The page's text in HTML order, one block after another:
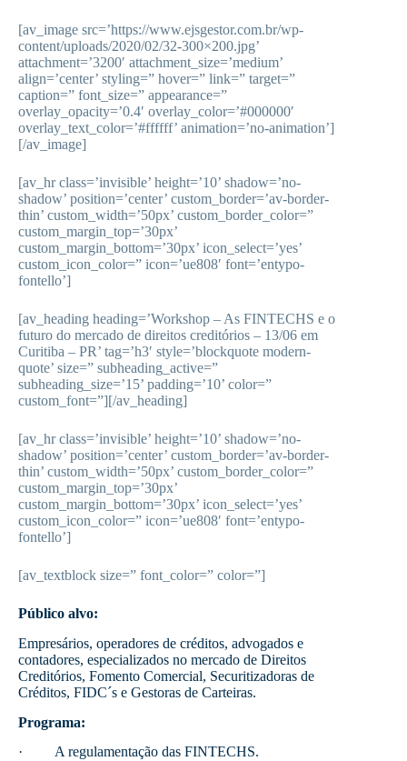
[av_image src=’https://www.ejsgestor.com.br/wp-
content/uploads/2020/02/32-300×200.jpg’
attachment=’3200′ attachment_size=’medium’
align=’center’ styling=” hover=” link=” target=”
caption=” font_size=” appearance=”
overlay_opacity=’0.4′ overlay_color=’#000000′
overlay_text_color=’#ffffff’ animation=’no-animation’]
[/av_image]
[av_hr class=’invisible’ height=’10’ shadow=’no-
shadow’ position=’center’ custom_border=’av-border-
thin’ custom_width=’50px’ custom_border_color=”
custom_margin_top=’30px’
custom_margin_bottom=’30px’ icon_select=’yes’
custom_icon_color=” icon=’ue808′ font=’entypo-
fontello’]
[av_heading heading=’Workshop – As FINTECHS e o
futuro do mercado de direitos creditórios – 13/06 em
Curitiba – PR’ tag=’h3′ style=’blockquote modern-
quote’ size=” subheading_active=”
subheading_size=’15’ padding=’10’ color=”
custom_font=”][/av_heading]
[av_hr class=’invisible’ height=’10’ shadow=’no-
shadow’ position=’center’ custom_border=’av-border-
thin’ custom_width=’50px’ custom_border_color=”
custom_margin_top=’30px’
custom_margin_bottom=’30px’ icon_select=’yes’
custom_icon_color=” icon=’ue808′ font=’entypo-
fontello’]
[av_textblock size=” font_color=” color=”]
Público alvo:
Empresários, operadores de créditos, advogados e
contadores, especializados no mercado de Direitos
Creditórios, Fomento Comercial, Securitizadoras de
Créditos, FIDC´s e Gestoras de Carteiras.
Programa:
· A regulamentação das FINTECHS.